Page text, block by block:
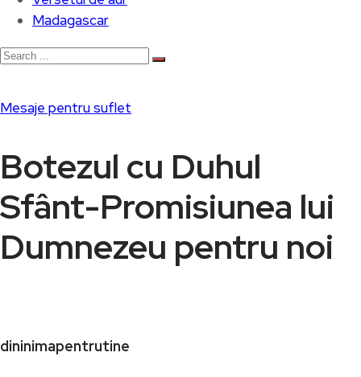
Madagascar
Mesaje pentru suflet
Botezul cu Duhul
Sfânt-Promisiunea lui
Dumnezeu pentru noi
dininimapentrutine